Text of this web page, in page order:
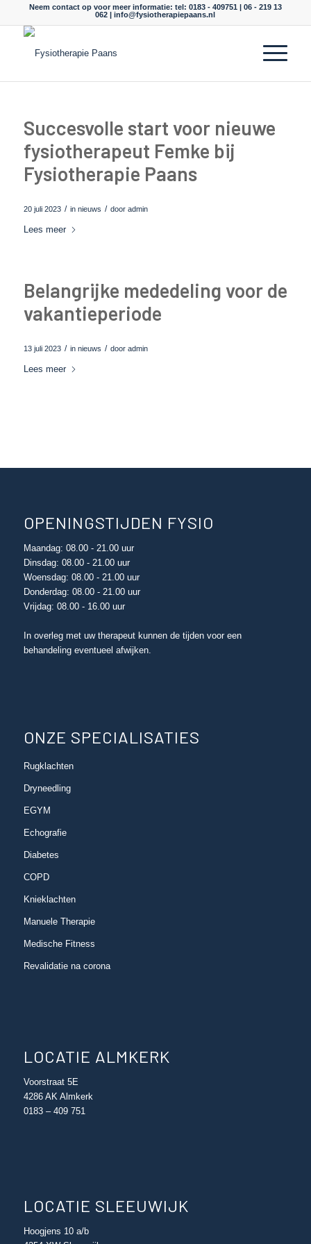
Neem contact op voor meer informatie: tel: 0183 - 409751 | 06 - 219 13
062 |info@fysiotherapiepaans.nl
Succesvolle start voor nieuwe
fysiotherapeut Femke bij
Fysiotherapie Paans
20 juli 2023 / in nieuws / door admin
Lees meer
Belangrijke mededeling voor de
vakantieperiode
13 juli 2023 / in nieuws / door admin
Lees meer
OPENINGSTIJDEN FYSIO
Maandag: 08.00 - 21.00 uur
Dinsdag: 08.00 - 21.00 uur
Woensdag: 08.00 - 21.00 uur
Donderdag: 08.00 - 21.00 uur
Vrijdag: 08.00 - 16.00 uur
In overleg met uw therapeut kunnen de tijden voor een
behandeling eventueel afwijken.
ONZE SPECIALISATIES
Rugklachten
Dryneedling
EGYM
Echografie
Diabetes
COPD
Knieklachten
Manuele Therapie
Medische Fitness
Revalidatie na corona
LOCATIE ALMKERK
Voorstraat 5E
4286 AK Almkerk
0183 – 409 751
LOCATIE SLEEUWIJK
Hoogjens 10 a/b